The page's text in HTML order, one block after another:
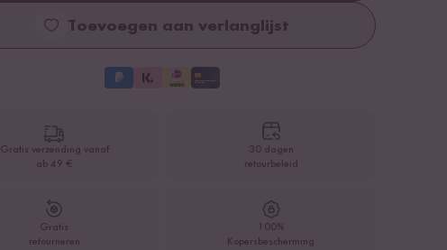
Toevoegen aan verlanglijst
Gratis verzending vanaf
ab 49 €
30 dagen
retourbeleid
Gratis
retourneren
100%
Kopersbescherming